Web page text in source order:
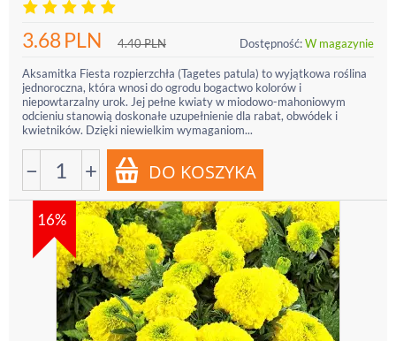
3.68PLN 4.40PLN Dostępność:W magazynie
Aksamitka Fiesta rozpierzchła (Tagetes patula) to wyjątkowa roślina
jednoroczna, która wnosi do ogrodu bogactwo kolorów i
niepowtarzalny urok. Jej pełne kwiaty w miodowo-mahoniowym
odcieniu stanowią doskonałe uzupełnienie dla rabat, obwódek i
kwietników. Dzięki niewielkim wymaganiom...
− +
16%